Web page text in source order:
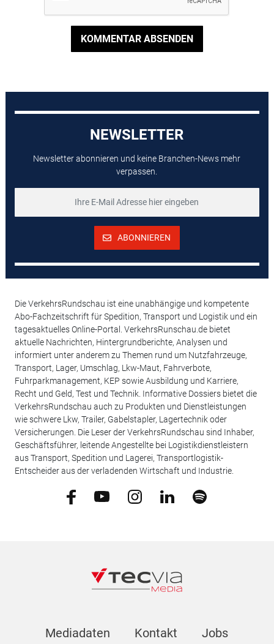
KOMMENTAR ABSENDEN
NEWSLETTER
Newsletter abonnieren und keine Branchen-News mehr
verpassen.
ABONNIEREN
Die VerkehrsRundschau ist eine unabhängige und kompetente
Abo-Fachzeitschrift für Spedition, Transport und Logistik und ein
tagesaktuelles Online-Portal. VerkehrsRunschau.de bietet
aktuelle Nachrichten, Hintergrundberichte, Analysen und
informiert unter anderem zu Themen rund um Nutzfahrzeuge,
Transport, Lager, Umschlag, Lkw-Maut, Fahrverbote,
Fuhrparkmanagement, KEP sowie Ausbildung und Karriere,
Recht und Geld, Test und Technik. Informative Dossiers bietet die
VerkehrsRundschau auch zu Produkten und Dienstleistungen
wie schwere Lkw, Trailer, Gabelstapler, Lagertechnik oder
Versicherungen. Die Leser der VerkehrsRundschau sind Inhaber,
Geschäftsführer, leitende Angestellte bei Logistikdienstleistern
aus Transport, Spedition und Lagerei, Transportlogistik-
Entscheider aus der verladenden Wirtschaft und Industrie.
Mediadaten Kontakt Jobs